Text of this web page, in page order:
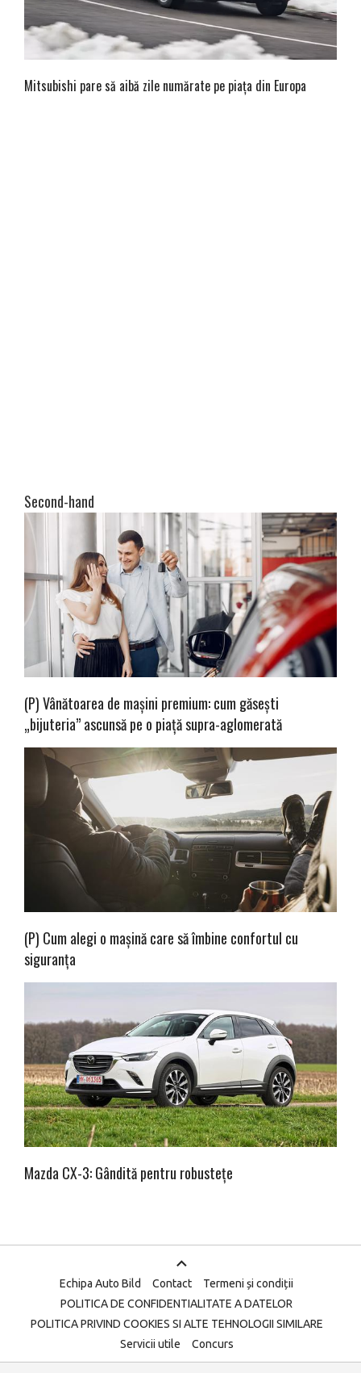
Mitsubishi pare să aibă zile numărate pe piața din Europa
Second-hand
(P) Vânătoarea de mașini premium: cum găsești
„bijuteria” ascunsă pe o piață supra-aglomerată
(P) Cum alegi o mașină care să îmbine confortul cu
siguranța
Mazda CX-3: Gândită pentru robustețe
Echipa Auto Bild Contact
Termeni și condiții
POLITICA DE CONFIDENTIALITATE A DATELOR
POLITICA PRIVIND COOKIES SI ALTE TEHNOLOGII SIMILARE
Servicii utile
Concurs